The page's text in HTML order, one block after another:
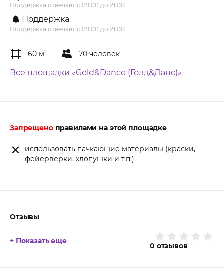
Поддержка отвечает с 09:00 до 21:00
Поддержка
Поддержка отвечает с 09:00 до 21:00
60 м2 70 человек
Все площадки «Gold&Dance (Голд&Данс)»
Запрещеноправилами на этой площадке
использовать пачкающие материалы (краски,
фейерверки, хлопушки и т.п.)
Отзывы
0 отзывов
+ Показать еще